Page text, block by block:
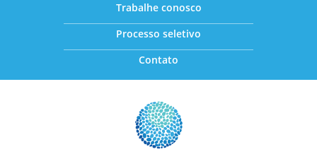
Trabalhe conosco
Processo seletivo
Contato